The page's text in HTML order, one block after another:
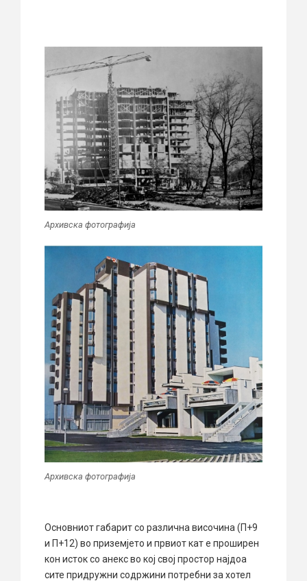
Архивска фотографија
Архивска фотографија
Основниот габарит со различна височина (П+9
и П+12) во приземјето и првиот кат е проширен
кон исток со анекс во кој свој простор најдоа
сите придружни содржини потребни за хотел